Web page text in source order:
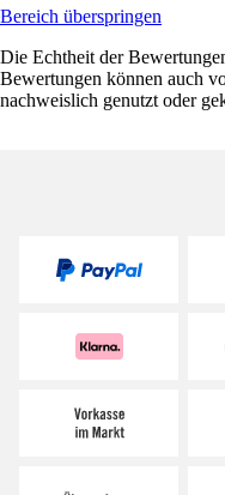
Bereich überspringen
Die Echtheit der
Bewertungen können auch
nachweislich genutzt oder